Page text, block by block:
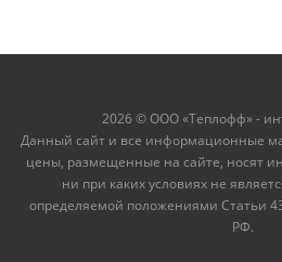
2026 © ООО «Теплофф» -
Данный сайт и все информационные
цены, размещенные на сайте, носят
ни при каких условиях не
определяемой положениями Статьи
РФ.